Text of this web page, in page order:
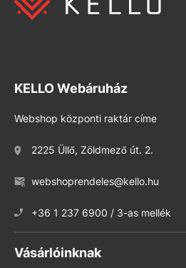
KELLO Webáruház
Webshop központi raktár címe
2225 Üllő, Zöldmező út. 2.
webshoprendeles@kello.hu
+36 1 237 6900 / 3-as mellék
Vásárlóinknak